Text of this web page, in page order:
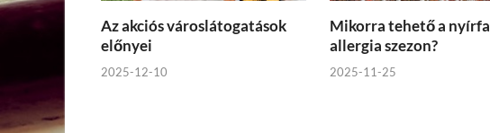
Az akciós városlátogatások
előnyei
2025-12-10
Mikorra tehető a nyírfa
allergia szezon?
2025-11-25